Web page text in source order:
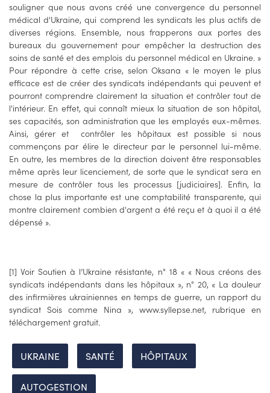
souligner que nous avons créé une convergence du personnel
médical d'Ukraine, qui comprend les syndicats les plus actifs de
diverses régions. Ensemble, nous frapperons aux portes des
bureaux du gouvernement pour empêcher la destruction des
soins de santé et des emplois du personnel médical en Ukraine. »
Pour répondre à cette crise, selon Oksana « le moyen le plus
efficace est de créer des syndicats indépendants qui peuvent et
pourront comprendre clairement la situation et contrôler tout de
l'intérieur. En effet, qui connaît mieux la situation de son hôpital,
ses capacités, son administration que les employés eux-mêmes.
Ainsi, gérer et contrôler les hôpitaux est possible si nous
commençons par élire le directeur par le personnel lui-même.
En outre, les membres de la direction doivent être responsables
même après leur licenciement, de sorte que le syndicat sera en
mesure de contrôler tous les processus [judiciaires]. Enfin, la
chose la plus importante est une comptabilité transparente, qui
montre clairement combien d'argent a été reçu et à quoi il a été
dépensé ».
[1] Voir Soutien à l’Ukraine résistante, n° 18 « « Nous créons des
syndicats indépendants dans les hôpitaux », n° 20, « La douleur
des infirmières ukrainiennes en temps de guerre, un rapport du
syndicat Sois comme Nina », www.syllepse.net, rubrique en
téléchargement gratuit.
UKRAINE SANTÉ HÔPITAUX
AUTOGESTION